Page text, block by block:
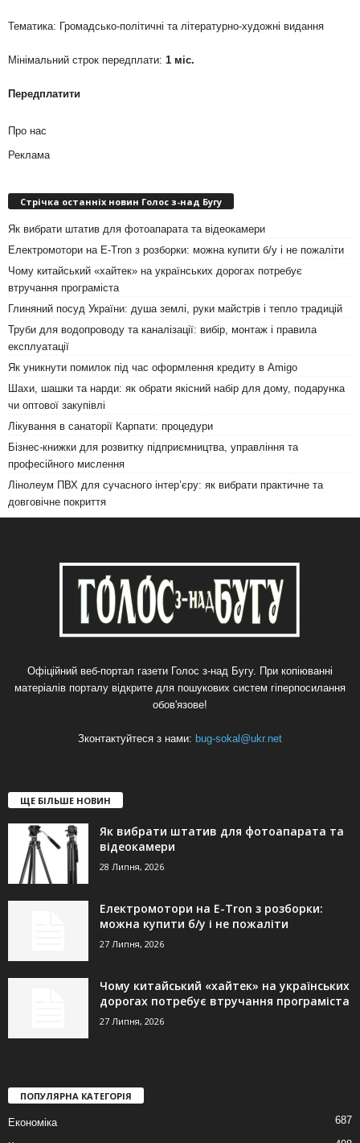
Тематика: Громадсько-політичні та літературно-художні видання
Мінімальний строк передплати: 1 міс.
Передплатити
Про нас
Реклама
Стрічка останніх новин Голос з-над Бугу
Як вибрати штатив для фотоапарата та відеокамери
Електромотори на E-Tron з розборки: можна купити б/у і не пожаліти
Чому китайський «хайтек» на українських дорогах потребує
втручання програміста
Глиняний посуд України: душа землі, руки майстрів і тепло традицій
Труби для водопроводу та каналізації: вибір, монтаж і правила
експлуатації
Як уникнути помилок під час оформлення кредиту в Amigo
Шахи, шашки та нарди: як обрати якісний набір для дому, подарунка
чи оптової закупівлі
Лікування в санаторії Карпати: процедури
Бізнес-книжки для розвитку підприємництва, управління та
професійного мислення
Лінолеум ПВХ для сучасного інтер’єру: як вибрати практичне та
довговічне покриття
Офіційний веб-портал газети Голос з-над Бугу. При копіюванні
матеріалів порталу відкрите для пошукових систем гіперпосилання
обов'язове!
Зконтактуйтеся з нами: bug-sokal@ukr.net
ЩЕ БІЛЬШЕ НОВИН
Як вибрати штатив для фотоапарата та
відеокамери
28 Липня, 2026
Електромотори на E-Tron з розборки:
можна купити б/у і не пожаліти
27 Липня, 2026
Чому китайський «хайтек» на українських
дорогах потребує втручання програміста
27 Липня, 2026
ПОПУЛЯРНА КАТЕГОРІЯ
Економіка 687